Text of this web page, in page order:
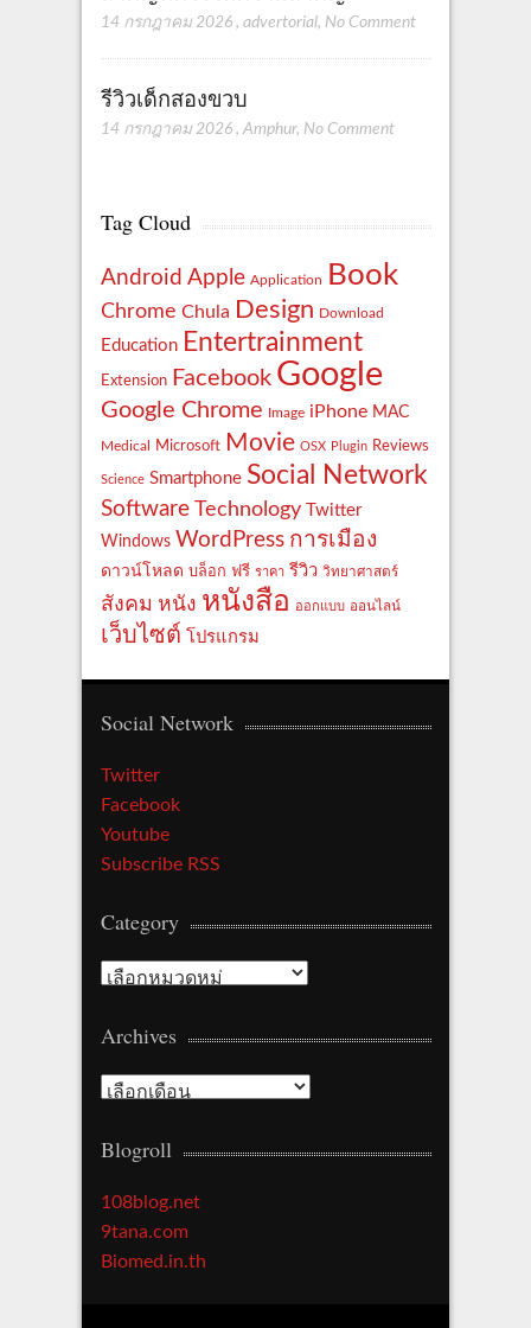
14 กรกฎาคม 2026 , advertorial, No Comment
รีวิวเด็กสองขวบ
14 กรกฎาคม 2026 , Amphur, No Comment
Tag Cloud
Android Apple Application Book
Chrome Chula Design Download
Education Entertrainment
Extension Facebook Google
Google Chrome Image iPhone MAC
Medical Microsoft Movie OSX Plugin Reviews
Science Smartphone Social Network
Software Technology
Twitter
Windows WordPress การเมือง
ดาวน์โหลด บล็อก ฟรี ราคา รีวิว วิทยาศาสตร์
สังคม หนัง หนังสือ ออกแบบ ออนไลน์
เว็บไซต์ โปรแกรม
Social Network
Twitter
Facebook
Youtube
Subscribe RSS
Category
Category
Archives
Archives
Blogroll
108blog.net
9tana.com
Biomed.in.th